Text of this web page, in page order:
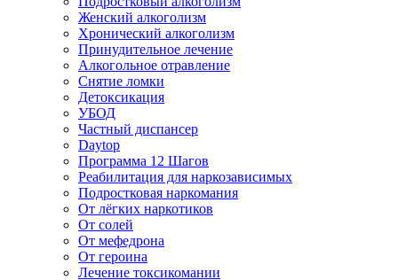
Женский алкоголизм
Хронический алкоголизм
Принудительное лечение
Алкогольное отравление
Снятие ломки
Детоксикация
УБОД
Частный диспансер
Daytop
Программа 12 Шагов
Реабилитация для наркозависимых
Подростковая наркомания
От лёгких наркотиков
От солей
От мефедрона
От героина
Лечение токсикомании